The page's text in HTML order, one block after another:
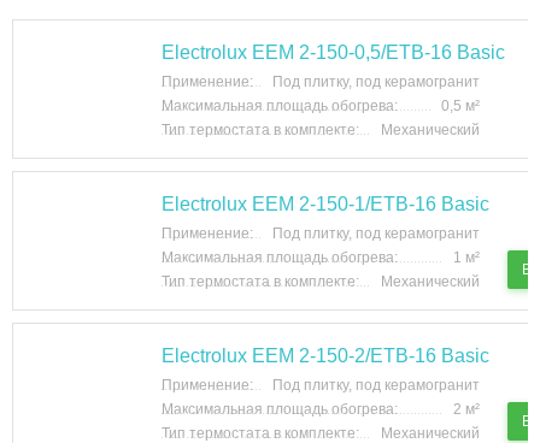
Electrolux EEM 2-150-0,5/ETB-16 Basic
Применение:
Под плитку, под керамогранит
Максимальная площадь обогрева:
0,5 м²
Тип термостата в комплекте:
Механический
Electrolux EEM 2-150-1/ETB-16 Basic
Применение:
Под плитку, под керамогранит
Максимальная площадь обогрева:
1 м²
Тип термостата в комплекте:
Механический
В
Electrolux EEM 2-150-2/ETB-16 Basic
Применение:
Под плитку, под керамогранит
Максимальная площадь обогрева:
2 м²
Тип термостата в комплекте:
Механический
В